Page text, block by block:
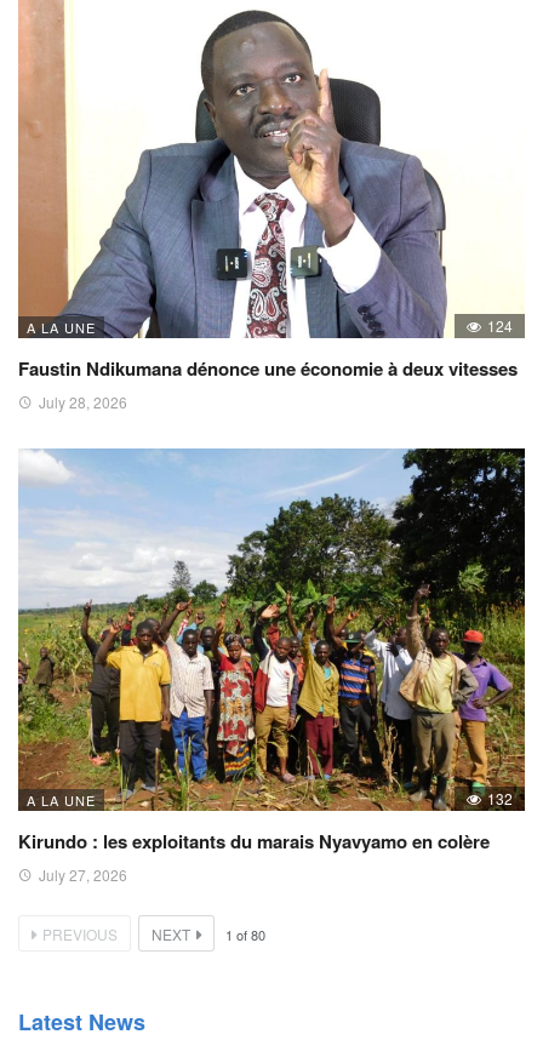
A LA UNE 124
Faustin Ndikumana dénonce une économie à deux vitesses
July 28, 2026
A LA UNE 132
Kirundo : les exploitants du marais Nyavyamo en colère
July 27, 2026
PREVIOUS NEXT 1 of80
Latest News